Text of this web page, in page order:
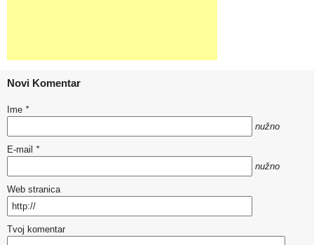
Novi Komentar
Ime *
nužno
E-mail *
nužno
Web stranica
Tvoj komentar